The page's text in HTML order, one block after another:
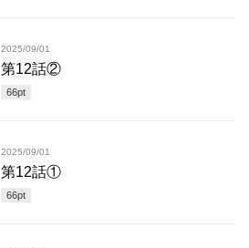
2025/09/01
第12話②
66pt
2025/09/01
第12話①
66pt